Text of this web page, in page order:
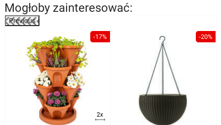
Mogłoby zainteresować:
Previous
-17%
2x
-20%